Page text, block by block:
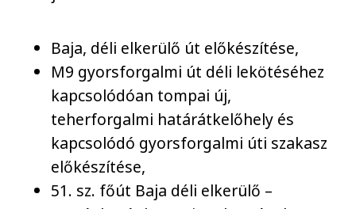
Baja, déli elkerülő út előkészítése,
M9 gyorsforgalmi út déli lekötéséhez
kapcsolódóan tompai új,
teherforgalmi határátkelőhely és
kapcsolódó gyorsforgalmi úti szakasz
előkészítése,
51. sz. főút Baja déli elkerülő –